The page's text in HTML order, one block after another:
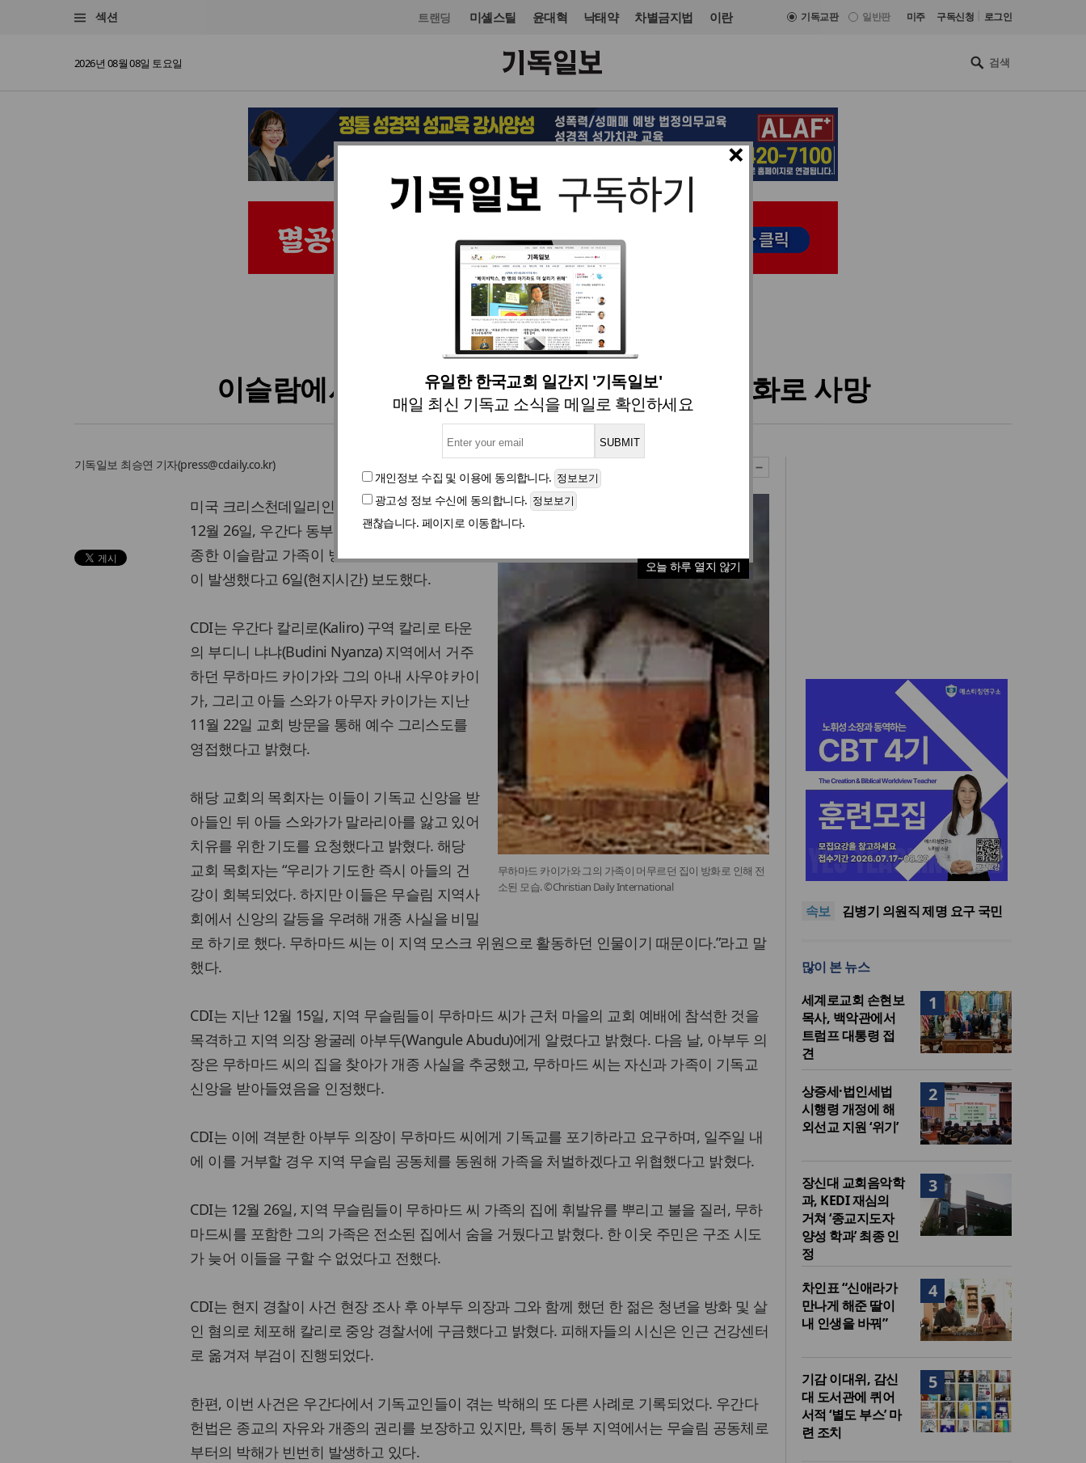
섹션 트랜딩 미셸스틸 윤대혁 낙태약 차별금지법 이란 기독교판 일반판 미주 구독신청 로그인
2026년 08월 08일 토요일
×
유일한 한국교회 일간지 '기독일보'
매일 최신 기독교 소식을 메일로 확인하세요
개인정보 수집 및 이용에 동의합니다.
광고성 정보 수신에 동의합니다.
괜찮습니다. 페이지로 이동합니다.
오늘 하루 열지 않기
중동·아프리카 입력 2025. 01. 08 07:09
이슬람에서 기독교로 개종한 우간다 가족 방화로 사망
기독일보 최승연 기자(press@cdaily.co.kr)
무하마드 카이가와 그의 가족이 머무르던 집이 방화로 인해 전
소된 모습. ©Christian Daily International
미국 크리스천데일리인터내셔널(CDI)은 지난
12월 26일, 우간다 동부 지역에서 기독교로 개
종한 이슬람교 가족이 방화로 인해 숨지는 사건
이 발생했다고 6일(현지시간) 보도했다.
CDI는 우간다 칼리로(Kaliro) 구역 칼리로 타운
의 부디니 냐냐(Budini Nyanza) 지역에서 거주
하던 무하마드 카이가와 그의 아내 사우야 카이
가, 그리고 아들 스와가 아무자 카이가는 지난
11월 22일 교회 방문을 통해 예수 그리스도를
영접했다고 밝혔다.
해당 교회의 목회자는 이들이 기독교 신앙을 받
아들인 뒤 아들 스와가가 말라리아를 앓고 있어
치유를 위한 기도를 요청했다고 밝혔다. 해당
교회 목회자는 “우리가 기도한 즉시 아들의 건
강이 회복되었다. 하지만 이들은 무슬림 지역사
회에서 신앙의 갈등을 우려해 개종 사실을 비밀
로 하기로 했다. 무하마드 씨는 이 지역 모스크 위원으로 활동하던 인물이기 때문이다.”라고 말
했다.
CDI는 지난 12월 15일, 지역 무슬림들이 무하마드 씨가 근처 마을의 교회 예배에 참석한 것을
목격하고 지역 의장 왕굴레 아부두(Wangule Abudu)에게 알렸다고 밝혔다. 다음 날, 아부두 의
장은 무하마드 씨의 집을 찾아가 개종 사실을 추궁했고, 무하마드 씨는 자신과 가족이 기독교
신앙을 받아들였음을 인정했다.
CDI는 이에 격분한 아부두 의장이 무하마드 씨에게 기독교를 포기하라고 요구하며, 일주일 내
에 이를 거부할 경우 지역 무슬림 공동체를 동원해 가족을 처벌하겠다고 위협했다고 밝혔다.
CDI는 12월 26일, 지역 무슬림들이 무하마드 씨 가족의 집에 휘발유를 뿌리고 불을 질러, 무하
마드씨를 포함한 그의 가족은 전소된 집에서 숨을 거뒀다고 밝혔다. 한 이웃 주민은 구조 시도
가 늦어 이들을 구할 수 없었다고 전했다.
CDI는 현지 경찰이 사건 현장 조사 후 아부두 의장과 그와 함께 했던 한 젊은 청년을 방화 및 살
인 혐의로 체포해 칼리로 중앙 경찰서에 구금했다고 밝혔다. 피해자들의 시신은 인근 건강센터
로 옮겨져 부검이 진행되었다.
한편, 이번 사건은 우간다에서 기독교인들이 겪는 박해의 또 다른 사례로 기록되었다. 우간다
헌법은 종교의 자유와 개종의 권리를 보장하고 있지만, 특히 동부 지역에서는 무슬림 공동체로
부터의 박해가 빈번히 발생하고 있다.
속보
기감 이대위, 감신대 도서관에
퀴어서적 ‘별도 부스’ 마련 조치
2026년 상반기 탈북민 입국 63
소
라’ 일부 활동 중단… “중대한 사
김병기 의원직 제명 요구 국민
위한 국가적 자산”
퀴어서적 ‘별도 부스’ 마련 조치
2026년 상반기 탈북민 입국 63
명… 전년 동기 대비 34.4% 감
소
많이 본 뉴스
1
세계로교회 손현보
목사, 백악관에서
트럼프 대통령 접
견
2
상증세·법인세법
시행령 개정에 해
외선교 지원 ‘위기’
3
장신대 교회음악학
과, KEDI 재심의
거쳐 ‘종교지도자
양성 학과’ 최종 인
정
4
차인표 “신애라가
만나게 해준 딸이
내 인생을 바꿔”
5
기감 이대위, 감신
대 도서관에 퀴어
서적 ‘별도 부스’ 마
련 조치